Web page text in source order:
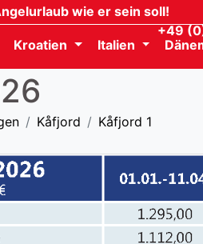
wie er sein soll!
+49
Kroatien Italien
Kåfjord Kåfjord 1